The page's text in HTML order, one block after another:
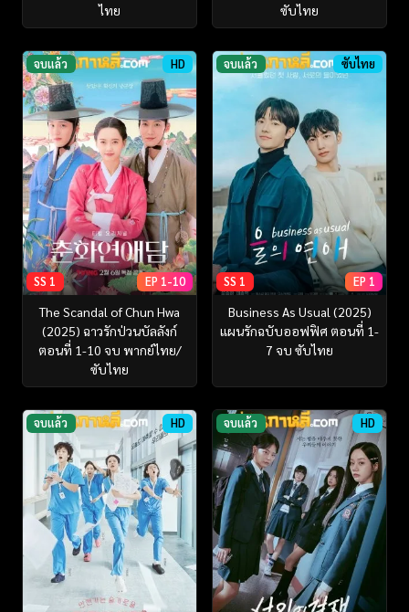
ไทย
ซับไทย
จบแล้ว HD
SS 1 EP 1-10
The Scandal of Chun Hwa
(2025) ฉาวรักป่วนบัลลังก์
ตอนที่ 1-10 จบ พากย์ไทย/
ซับไทย
จบแล้ว ซับไทย
SS 1 EP 1
Business As Usual (2025)
แผนรักฉบับออฟฟิศ ตอนที่ 1-
7 จบ ซับไทย
จบแล้ว HD จบแล้ว HD